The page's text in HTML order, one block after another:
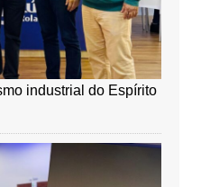
industrial do Espírito